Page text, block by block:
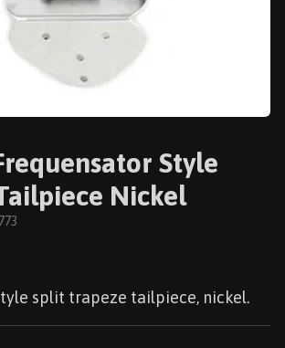
Style
Nickel
split trapeze tailpiece, nickel.